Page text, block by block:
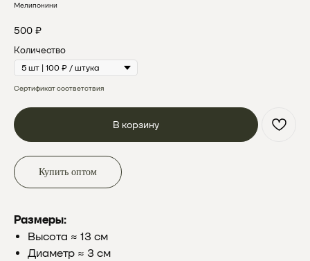
Мелипонини
500 ₽
Количество
Сертификат соответствия
В корзину
Купить оптом
Размеры:
Высота ≈ 13 см
Диаметр ≈ 3 см